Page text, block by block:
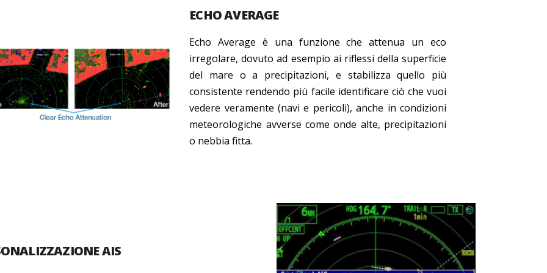
ECHO AVERAGE
Echo Average è una funzione che attenua un eco
irregolare, dovuto ad esempio ai riflessi della superficie
del mare o a precipitazioni, e stabilizza quello più
consistente rendendo più facile identificare ciò che vuoi
vedere veramente (navi e pericoli), anche in condizioni
meteorologiche avverse come onde alte, precipitazioni
o nebbia fitta.
AIS